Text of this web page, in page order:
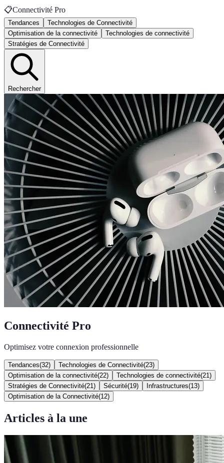
📋Connectivité Pro
Tendances
Technologies de Connectivité
Optimisation de la connectivité
Technologies de connectivité
Stratégies de Connectivité
Rechercher
Connectivité Pro
Optimisez votre connexion professionnelle
Tendances(32) Technologies de Connectivité(23)
Optimisation de la connectivité(22) Technologies de connectivité(21 )
Stratégies de Connectivité(21 ) Sécurité(19) Infrastructures(13)
Optimisation de la Connectivité(12)
Articles à la une